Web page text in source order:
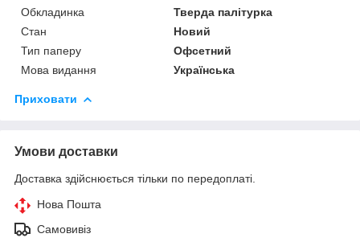
Обкладинка
Тверда палітурка
Стан
Новий
Тип паперу
Офсетний
Мова видання
Українська
Приховати
Умови доставки
Доставка здійснюється тільки по передоплаті.
Нова Пошта
Самовивіз